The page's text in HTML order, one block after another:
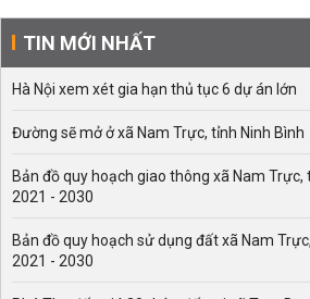
TIN MỚI NHẤT
Hà Nội xem xét gia hạn thủ tục 6 dự án lớn
Đường sẽ mở ở xã Nam Trực, tỉnh Ninh Bình
Bản đồ quy hoạch giao thông xã Nam Trực,
2021 - 2030
Bản đồ quy hoạch sử dụng đất xã Nam
2021 - 2030